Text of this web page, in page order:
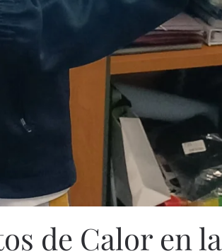
de Calor en la